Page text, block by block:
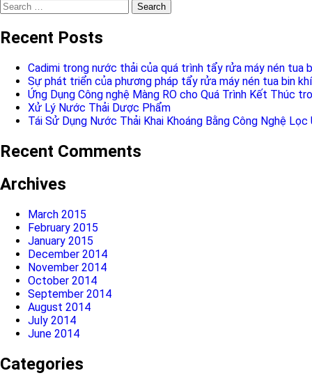
Search
for:
Recent Posts
Cadimi trong nước thải của quá trình tẩy rửa máy nén tua
Sự phát triển của phương pháp tẩy rửa máy nén tua bin khí
Ứng Dụng Công nghệ Màng RO cho Quá Trình Kết Thúc
Xử Lý Nước Thải Dược Phẩm
Tái Sử Dụng Nước Thải Khai Khoáng Bằng Công Nghệ Lọc
Recent Comments
Archives
March 2015
February 2015
January 2015
December 2014
November 2014
October 2014
September 2014
August 2014
July 2014
June 2014
Categories